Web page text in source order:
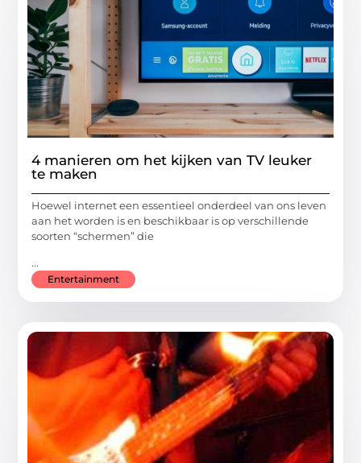
4 manieren om het kijken van TV leuker
te maken
Hoewel internet een essentieel onderdeel van ons leven
aan het worden is en beschikbaar is op verschillende
soorten “schermen” die
...
Entertainment